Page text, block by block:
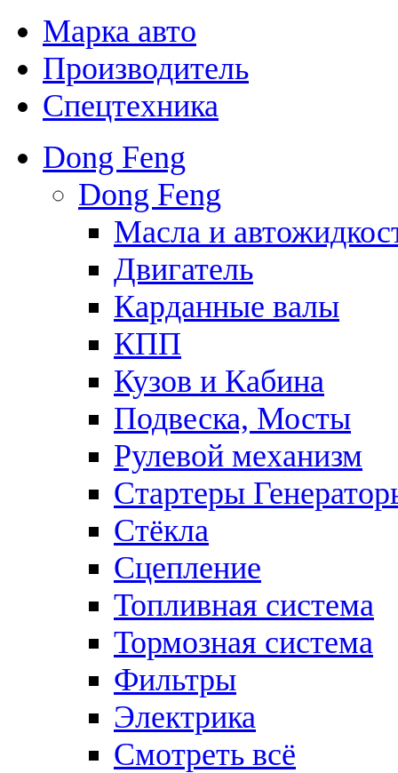
Марка авто
Производитель
Спецтехника
Dong Feng
Dong Feng
Масла и
Двигатель
Карданные валы
КПП
Кузов и Кабина
Подвеска, Мосты
Рулевой механизм
Стартеры
Стёкла
Сцепление
Топливная система
Тормозная система
Фильтры
Электрика
Смотреть всё